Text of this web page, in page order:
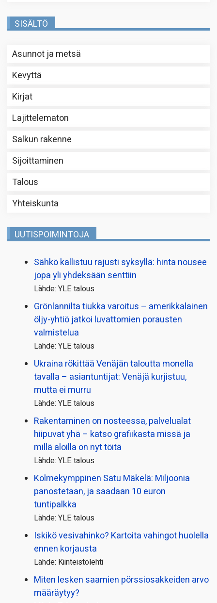
SISÄLTÖ
Asunnot ja metsä
Kevyttä
Kirjat
Lajittelematon
Salkun rakenne
Sijoittaminen
Talous
Yhteiskunta
UUTISPOIMINTOJA
Sähkö kallistuu rajusti syksyllä: hinta nousee
jopa yli yhdeksään senttiin
Lähde: YLE talous
Grönlannilta tiukka varoitus – amerikkalainen
öljy-yhtiö jatkoi luvattomien porausten
valmistelua
Lähde: YLE talous
Ukraina rökittää Venäjän taloutta monella
tavalla – asiantuntijat: Venäjä kurjistuu,
mutta ei murru
Lähde: YLE talous
Rakentaminen on nosteessa, palvelualat
hiipuvat yhä – katso grafiikasta missä ja
millä aloilla on nyt töitä
Lähde: YLE talous
Kolmekymppinen Satu Mäkelä: Miljoonia
panostetaan, ja saadaan 10 euron
tuntipalkka
Lähde: YLE talous
Iskikö vesivahinko? Kartoita vahingot huolella
ennen korjausta
Lähde: Kiinteistölehti
Miten lesken saamien pörssi­osakkeiden arvo
määräytyy?